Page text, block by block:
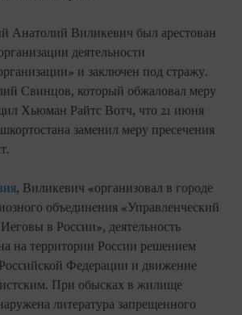
Анатолий Виликевич был арестован
деятельности
и заключен под стражу.
Свинцов, который обжаловал меру
Хьюман Райтс Вотч, что 21 июня
заменил меру пресечения
, Виликевич «организовал в городе
объединения «Управленческий
в России», деятельность
на территории России решением
Федерации и движение
При обысках в жилище
литература запрещенного